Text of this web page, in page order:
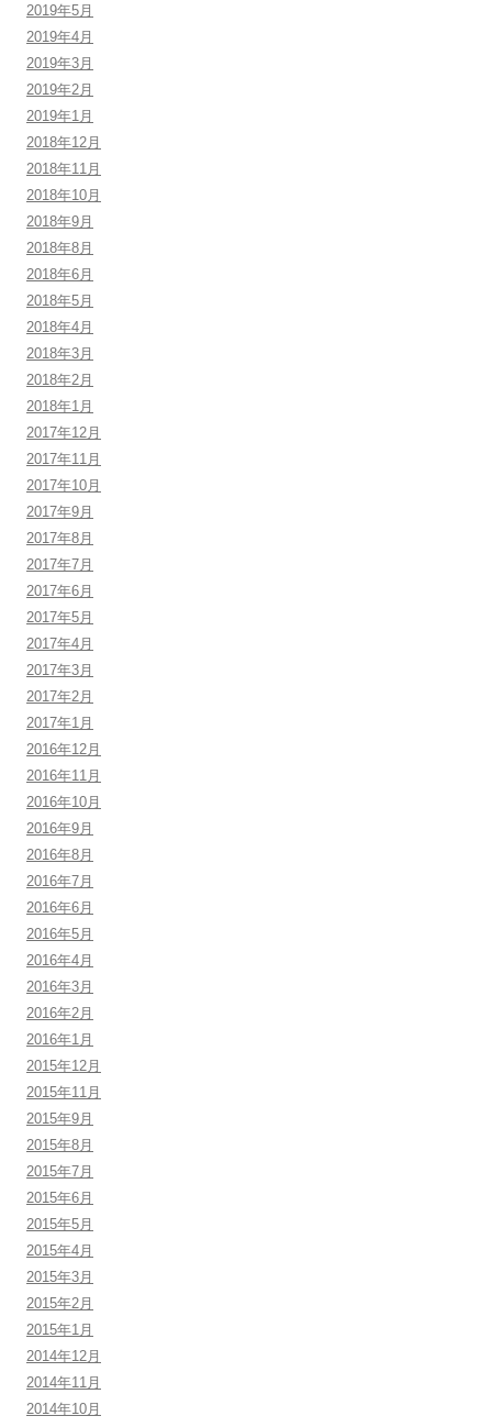
2019年5月
2019年4月
2019年3月
2019年2月
2019年1月
2018年12月
2018年11月
2018年10月
2018年9月
2018年8月
2018年6月
2018年5月
2018年4月
2018年3月
2018年2月
2018年1月
2017年12月
2017年11月
2017年10月
2017年9月
2017年8月
2017年7月
2017年6月
2017年5月
2017年4月
2017年3月
2017年2月
2017年1月
2016年12月
2016年11月
2016年10月
2016年9月
2016年8月
2016年7月
2016年6月
2016年5月
2016年4月
2016年3月
2016年2月
2016年1月
2015年12月
2015年11月
2015年9月
2015年8月
2015年7月
2015年6月
2015年5月
2015年4月
2015年3月
2015年2月
2015年1月
2014年12月
2014年11月
2014年10月